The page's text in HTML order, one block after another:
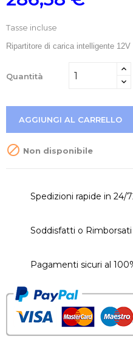
Tasse incluse
Ripartitore di carica intelligente
Quantità
AGGIUNGI AL CARRELLO
 Non disponibile
Spedizioni rapide in 24/
Soddisfatti o Rimborsati
Pagamenti sicuri al